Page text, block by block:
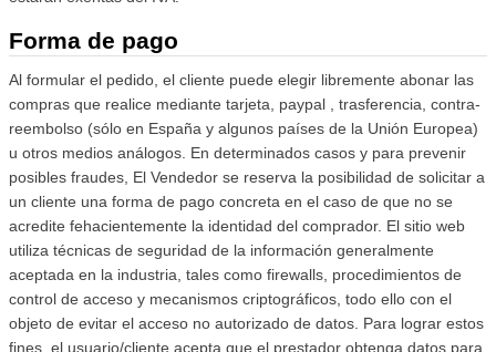
Forma de pago
Al formular el pedido, el cliente puede elegir libremente abonar las
compras que realice mediante tarjeta, paypal , trasferencia, contra-
reembolso (sólo en España y algunos países de la Unión Europea)
u otros medios análogos. En determinados casos y para prevenir
posibles fraudes, El Vendedor se reserva la posibilidad de solicitar a
un cliente una forma de pago concreta en el caso de que no se
acredite fehacientemente la identidad del comprador. El sitio web
utiliza técnicas de seguridad de la información generalmente
aceptada en la industria, tales como firewalls, procedimientos de
control de acceso y mecanismos criptográficos, todo ello con el
objeto de evitar el acceso no autorizado de datos. Para lograr estos
fines, el usuario/cliente acepta que el prestador obtenga datos para